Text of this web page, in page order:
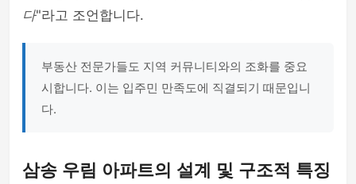
다"라고 조언합니다.
부동산 전문가들도 지역 커뮤니티와의 조화를 중요
시합니다. 이는 입주민 만족도에 직결되기 때문입니
다.
삼송 우림 아파트의 설계 및 구조적 특징